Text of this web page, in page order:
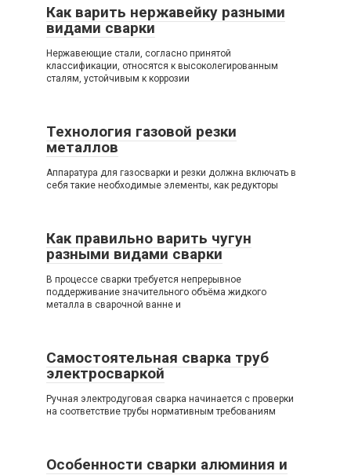
Как варить нержавейку разными
видами сварки
Нержавеющие стали, согласно принятой
классификации, относятся к высоколегированным
сталям, устойчивым к коррозии
Технология газовой резки
металлов
Аппаратура для газосварки и резки должна включать в
себя такие необходимые элементы, как редукторы
Как правильно варить чугун
разными видами сварки
В процессе сварки требуется непрерывное
поддерживание значительного объёма жидкого
металла в сварочной ванне и
Самостоятельная сварка труб
электросваркой
Ручная электродуговая сварка начинается с проверки
на соответствие трубы нормативным требованиям
Особенности сварки алюминия и